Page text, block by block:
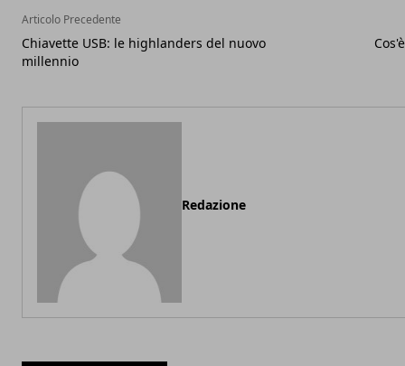
Articolo Precedente
Chiavette USB: le highlanders del nuovo
millennio
Redazione